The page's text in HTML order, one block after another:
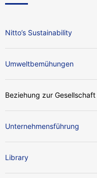
Nitto’s Sustainability
Umweltbemühungen
Beziehung zur Gesellschaft
Unternehmensführung
Library